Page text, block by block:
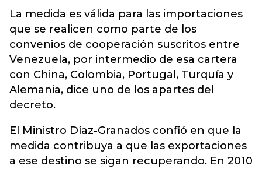
La medida es válida para las importaciones
que se realicen como parte de los
convenios de cooperación suscritos entre
Venezuela, por intermedio de esa cartera
con China, Colombia, Portugal, Turquía y
Alemania, dice uno de los apartes del
decreto.
El Ministro Díaz-Granados confió en que la
medida contribuya a que las exportaciones
a ese destino se sigan recuperando. En 2010